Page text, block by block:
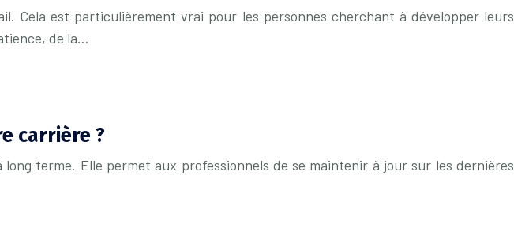
Cela est particulièrement vrai pour les personnes cherchant à développer leurs
de la…
carrière ?
terme. Elle permet aux professionnels de se maintenir à jour sur les dernières